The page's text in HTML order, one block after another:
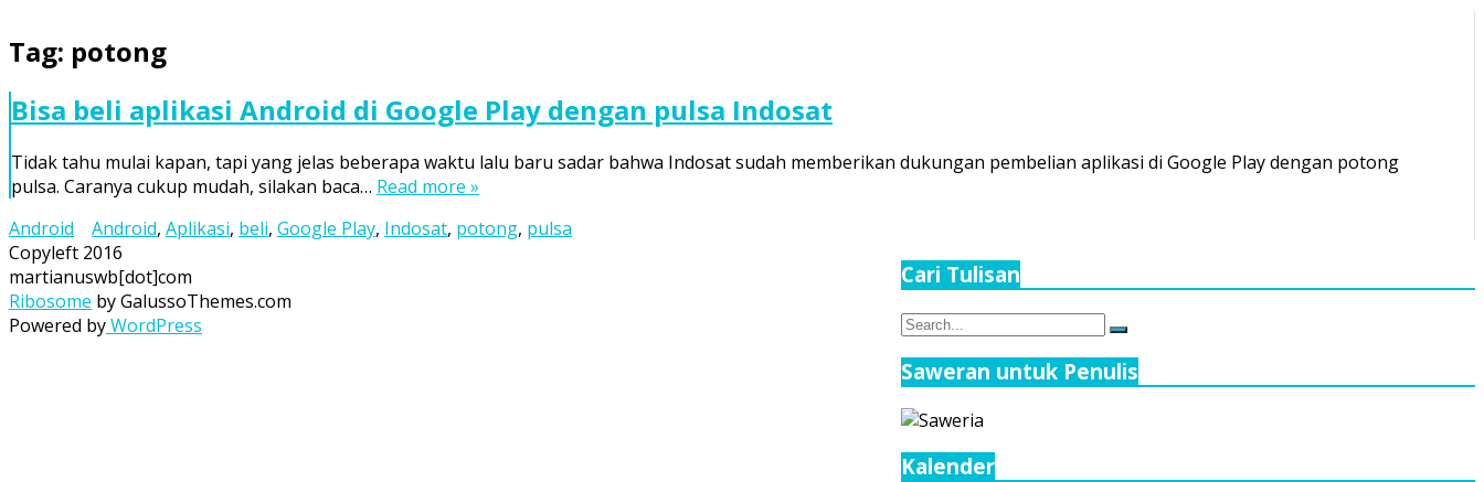
Tag: potong
Bisa beli aplikasi Android di Google Play dengan pulsa Indosat
Tidak tahu mulai kapan, tapi yang jelas beberapa waktu lalu baru sadar bahwa Indosat sudah memberikan dukungan pembelian aplikasi di Google Play dengan potong
pulsa. Caranya cukup mudah, silakan baca… Read more »
Android
Android, Aplikasi, beli, Google Play, Indosat, potong, pulsa
Cari Tulisan
Search
Search
Saweran untuk Penulis
Kalender
Copyleft 2016
martianuswb[dot]com
Ribosome by GalussoThemes.com
Powered byWordPress